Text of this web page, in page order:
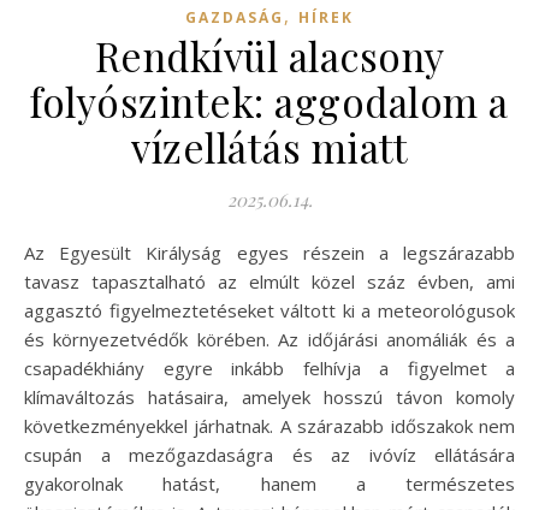
GAZDASÁG , HÍREK
Rendkívül alacsony
folyószintek: aggodalom a
vízellátás miatt
2025.06.14.
Az Egyesült Királyság egyes részein a legszárazabb
tavasz tapasztalható az elmúlt közel száz évben, ami
aggasztó figyelmeztetéseket váltott ki a meteorológusok
és környezetvédők körében. Az időjárási anomáliák és a
csapadékhiány egyre inkább felhívja a figyelmet a
klímaváltozás hatásaira, amelyek hosszú távon komoly
következményekkel járhatnak. A szárazabb időszakok nem
csupán a mezőgazdaságra és az ivóvíz ellátására
gyakorolnak hatást, hanem a természetes